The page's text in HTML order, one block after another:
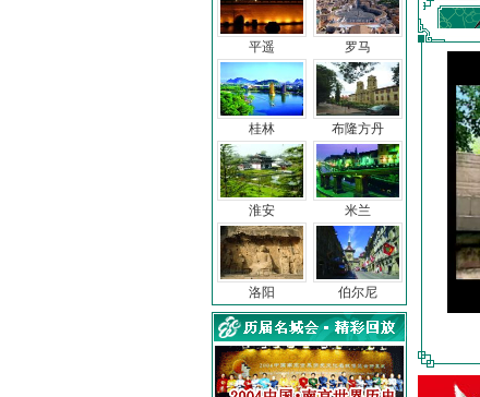
平遥
桂林
淮安
洛阳
罗马
布隆方丹
米兰
伯尔尼
车前子